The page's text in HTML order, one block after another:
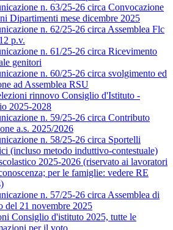
n. 63/25-26 circa Convocazione
Dipartimenti mese dicembre 2025
n. 62/25-26 circa Assemblea Flc
p.v.
n. 61/25-26 circa Ricevimento
genitori
n. 60/25-26 circa svolgimento ed
ad Assemblea RSU
rinnovo Consiglio d'Istituto -
2025-2028
n. 59/25-26 circa Contributo
a.s. 2025/2026
n. 58/25-26 circa Sportelli
(incluso metodo induttivo-contestuale)
2025-2026 (riservato ai lavoratori
per le famiglie: vedere RE
n. 57/25-26 circa Assemblea di
del 21 novembre 2025
Consiglio d'istituto 2025, tutte le